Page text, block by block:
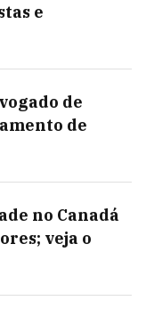
e
de
de
no Canadá
veja o